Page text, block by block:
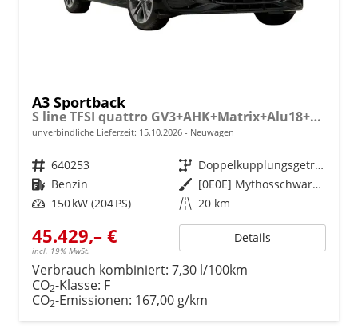
A3 Sportback
S line TFSI quattro GV3+AHK+Matrix+Alu18+Navi+Cam+eHeck+Sound+ACC+Black
unverbindliche Lieferzeit: 15.10.2026 Neuwagen
Fahrzeugnr. 640253 Getriebe
Doppelkupplungsgetriebe (DSG)
Kraftstoff Benzin Außenfarbe
[0E0E] Mythosschwarz Metallic
Leistung 150 kW (204 PS) Kilometerstand 20 km
45.429,– €
incl. 19% MwSt.
Details
Verbrauch kombiniert: 7,30 l/100km
CO2-Klasse: F
CO2-Emissionen: 167,00 g/km